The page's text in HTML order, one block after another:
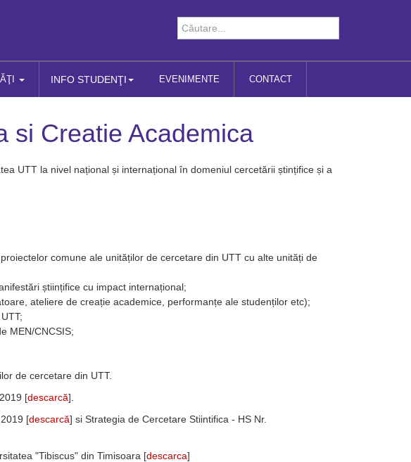
INFO STUDENŢI EVENIMENTE CONTACT
si Creatie Academica
UTT la nivel național și internațional în domeniul cercetării ștințifice și a
comune ale unităților de cercetare din UTT cu alte unități de
științifice cu impact internațional;
ateliere de creație academice, performanțe ale studenților etc);
MEN/CNCSIS;
de cercetare din UTT.
[descarcă].
[descarcă] si Strategia de Cercetare Stiintifica - HS Nr.
"Tibiscus" din Timisoara [descarca]